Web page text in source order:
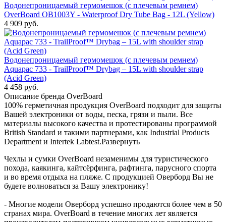
Водонепроницаемый гермомешок (с плечевым ремнем)
OverBoard OB1003Y - Waterproof Dry Tube Bag - 12L (Yellow)
4 909 руб.
Водонепроницаемый гермомешок (с плечевым ремнем)
Aquapac 733 - TrailProof™ Drybag – 15L with shoulder strap
(Acid Green)
4 458 руб.
Описание бренда OverBoard
100% герметичная продукция OverBoard подходит для защиты
Вашей электроники от воды, песка, грязи и пыли. Все
материалы высокого качества и протестированы программой
British Standard и такими партнерами, как Industrial Products
Department и Intertek Labtest.Развернуть
Чехлы и сумки OverBoard незаменимы для туристического
похода, каякинга, кайтсёрфинга, рафтинга, парусного спорта
и во время отдыха на пляже. С продукцией Оверборд Вы не
будете волноваться за Вашу электронику!
- Многие модели Оверборд успешно продаются более чем в 50
странах мира. OverBoard в течение многих лет является